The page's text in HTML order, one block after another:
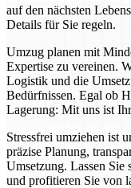
auf den nächsten
Details für Sie regeln.
Umzug planen mit
Expertise zu vereinen.
Logistik und die
Bedürfnissen. Egal ob
Lagerung: Mit uns ist
Stressfrei umziehen ist
präzise Planung,
Umsetzung. Lassen Sie
und profitieren Sie von